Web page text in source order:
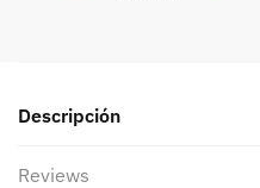
Descripción
Reviews